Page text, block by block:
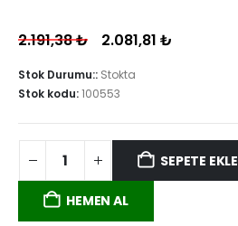
2.191,38₺ 2.081,81₺
Stok Durumu:: Stokta
Stok kodu:100553
SEPETE EKLE
HEMEN AL